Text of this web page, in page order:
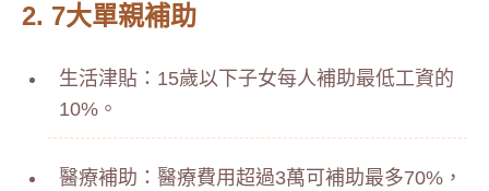
2. 7大單親補助
生活津貼：15歲以下子女每人補助最低工資的
10%。
醫療補助：醫療費用超過3萬可補助最多70%，